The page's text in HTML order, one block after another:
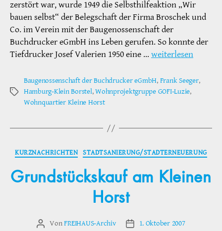
zerstört war, wurde 1949 die Selbsthilfeaktion „Wir
bauen selbst“ der Belegschaft der Firma Broschek und
Co. im Verein mit der Baugenossenschaft der
Buchdrucker eGmbH ins Leben gerufen. So konnte der
Tiefdrucker Josef Valerien 1950 eine … weiterlesen
Schlagwörter
Baugenossenschaft der Buchdrucker eGmbH, Frank Seeger,
Hamburg-Klein Borstel,Wohnprojektgruppe GOFI-Luzie,
Wohnquartier Kleine Horst
Kategorien
KURZNACHRICHTEN STADTSANIERUNG/STADTERNEUERUNG
Grundstückskauf am Kleinen
Horst
Beitragsautor
VonFREIHAUS-Archiv Veröffentlichungsdatum
1. Oktober 2007